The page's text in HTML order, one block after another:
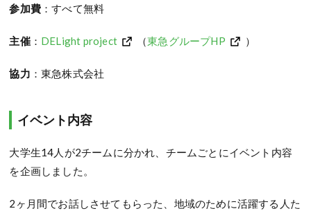
参加費 ：すべて無料
主催： DELight project （東急グループHP ）
協力 ：東急株式会社
イベント内容
大学生14人が2チームに分かれ、チームごとにイベント内容
を企画しました。
2ヶ月間でお話しさせてもらった、地域のために活躍する人た